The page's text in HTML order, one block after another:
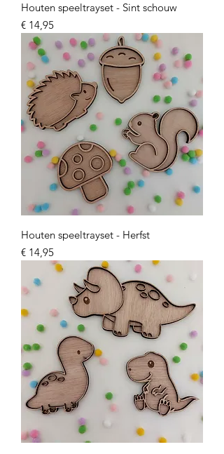
Houten speeltrayset - Sint schouw
Prijs
€ 14,95
Houten speeltrayset - Herfst
Prijs
€ 14,95